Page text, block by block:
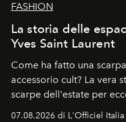
FASHION
La storia delle
Yves Saint Laurent
Come ha fatto una
accessorio cult? La vera
scarpe dell'estate per
07.08.2026 di L'Officiel Italia